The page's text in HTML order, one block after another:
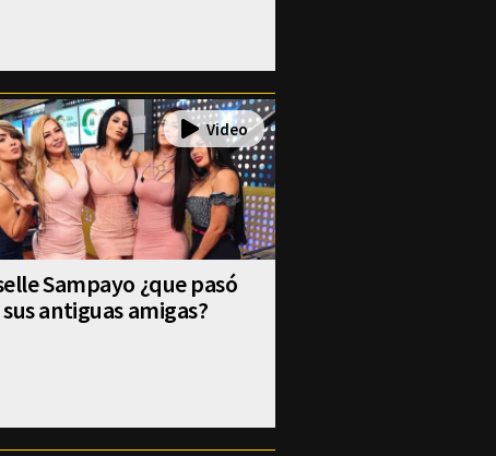
Sampayo ¿que pasó
antiguas amigas?